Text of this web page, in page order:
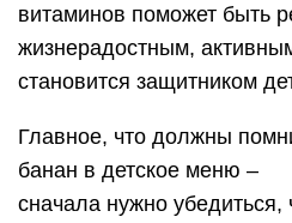
витаминов поможет быть
жизнерадостным,
становится защитником
Главное, что должны
банан в детское меню –
сначала нужно убедиться,